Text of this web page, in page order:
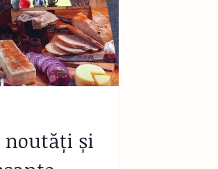
noutăți și